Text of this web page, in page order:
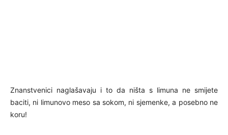
Znanstvenici naglašavaju i to da ništa s limuna ne smijete
baciti, ni limunovo meso sa sokom, ni sjemenke, a posebno ne
koru!